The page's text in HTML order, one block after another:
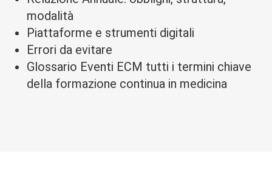
modalità
Piattaforme e strumenti digitali
Errori da evitare
Glossario Eventi ECM tutti i termini chiave
della formazione continua in medicina